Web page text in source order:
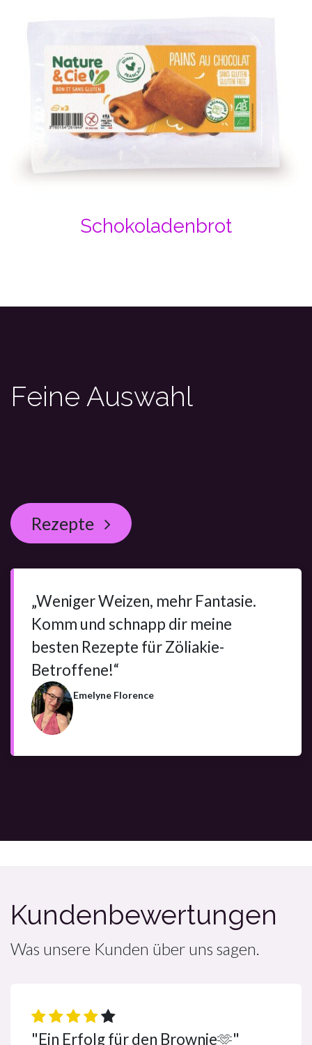
Schokoladenbrot
Feine Auswahl
Rezepte
„Weniger Weizen, mehr Fantasie.
Komm und schnapp dir meine
besten Rezepte für Zöliakie-
Betroffene!“
Emelyne Florence
Kundenbewertungen
Was unsere Kunden über uns sagen.
"Ein Erfolg für den Brownie🫶"